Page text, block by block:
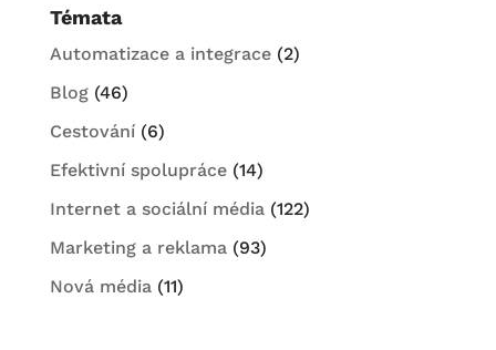
Témata
Automatizace a integrace(2)
Blog(46)
Cestování(6)
Efektivní spolupráce(14)
Internet a sociální média(122)
Marketing a reklama(93)
Nová média(11)